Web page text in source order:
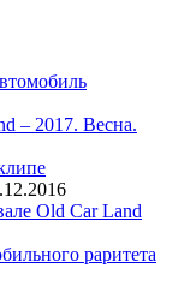
– 2017. Весна.
Old Car Land
раритета